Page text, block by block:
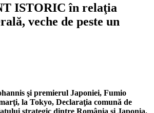
ISTORIC în relaţia
veche de peste un
şi premierul Japoniei, Fumio
la Tokyo, Declaraţia comună de
strategic dintre România şi Japonia.